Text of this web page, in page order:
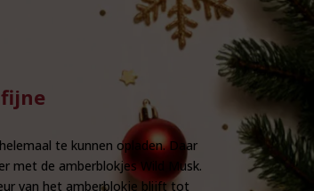
te kunnen opladen. Daar
met de amberblokjes Wild Musk.
van het amberblokje blijft tot